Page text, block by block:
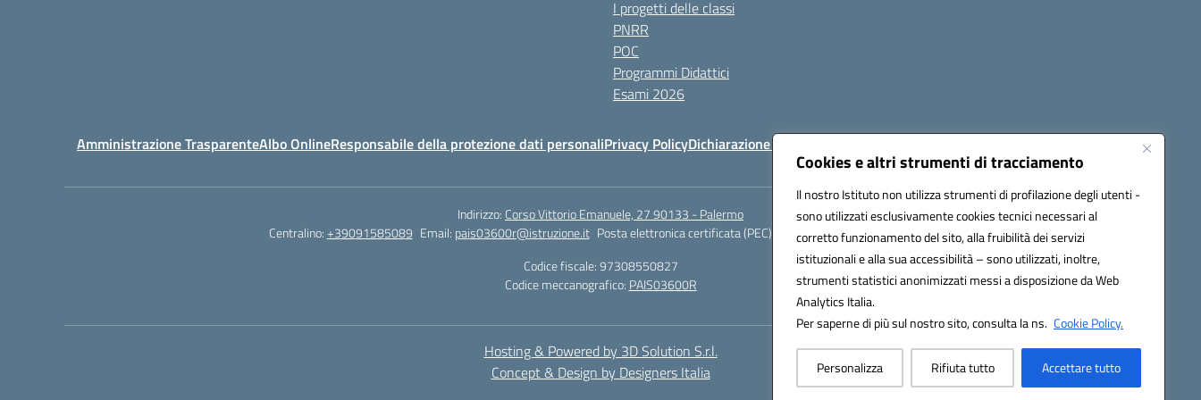
Cookies e altri strumenti di tracciamento
Il nostro Istituto non utilizza strumenti di profilazione degli utenti -
sono utilizzati esclusivamente cookies tecnici necessari al
corretto funzionamento del sito, alla fruibilità dei servizi
istituzionali e alla sua accessibilità – sono utilizzati, inoltre,
strumenti statistici anonimizzati messi a disposizione da Web
Analytics Italia.
Per saperne di più sul nostro sito, consulta la ns. Cookie Policy.
Personalizza Rifiuta tutto Accettare tutto
I progetti delle classi
PNRR
POC
Programmi Didattici
Esami 2026
Amministrazione TrasparenteAlbo OnlineResponsabile della protezione dati personaliPrivacy PolicyDichiarazione di accessibilità Seguici su:
Indirizzo: Corso Vittorio Emanuele, 27 90133 - Palermo
Centralino:+39091585089 Email: pais03600r@istruzione.it Posta elettronica certificata (PEC):
pais03600r@pec.istruzione.it
Codice fiscale: 97308550827
Codice meccanografico: PAIS03600R
Hosting & Powered by 3D Solution S.r.l.
Concept & Design by Designers Italia